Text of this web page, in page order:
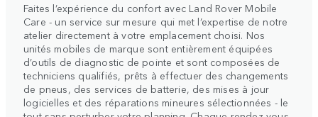
Faites l’expérience du confort avec Land Rover Mobile
Care - un service sur mesure qui met l’expertise de notre
atelier directement à votre emplacement choisi. Nos
unités mobiles de marque sont entièrement équipées
d’outils de diagnostic de pointe et sont composées de
techniciens qualifiés, prêts à effectuer des changements
de pneus, des services de batterie, des mises à jour
logicielles et des réparations mineures sélectionnées - le